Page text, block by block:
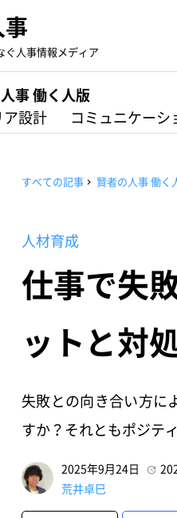
ぐ人事情報メディア
事 働く人版
ア設計
コミュニケーシ
すべての記事 賢者の人事 働く
人材育成
仕事で失
ットと対
失敗との向き合い方に
すか？それともポジテ
2025年9月24日
荒井卓巳